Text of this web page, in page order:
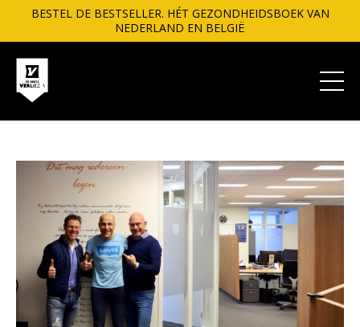
BESTEL DE BESTSELLER. HÉT GEZONDHEIDSBOEK VAN
NEDERLAND EN BELGIË